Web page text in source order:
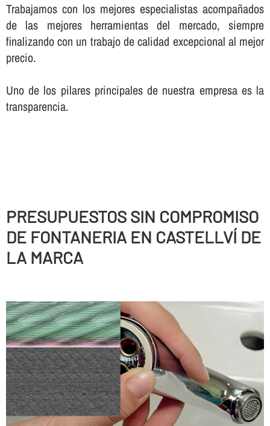
Trabajamos con los mejores especialistas acompañados
de las mejores herramientas del mercado, siempre
finalizando con un trabajo de calidad excepcional al mejor
precio.
Uno de los pilares principales de nuestra empresa es la
transparencia.
PRESUPUESTOS SIN COMPROMISO
DE FONTANERIA EN CASTELLVÍ DE
LA MARCA